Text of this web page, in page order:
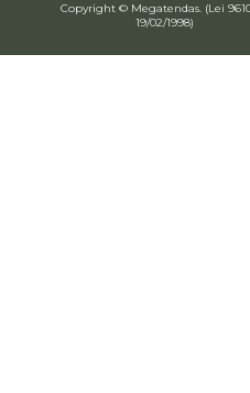
Copyright © Megatendas. (Lei
19/02/1998)